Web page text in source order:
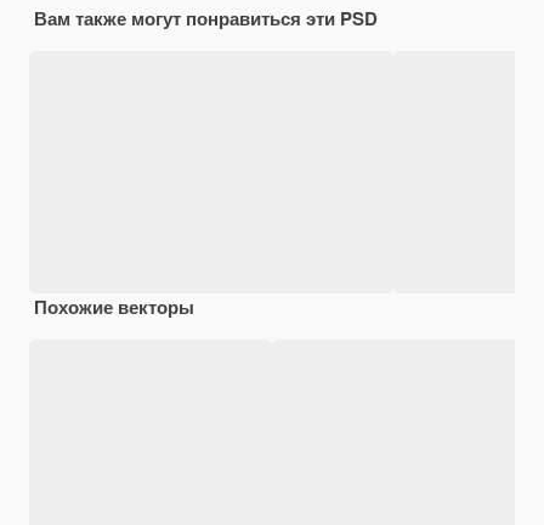
Вам также могут понравиться эти PSD
Похожие векторы